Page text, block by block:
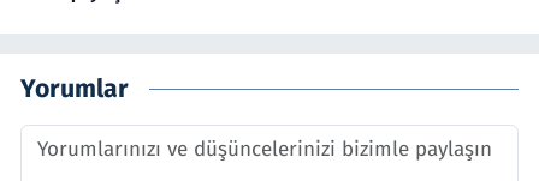
Yorumlar